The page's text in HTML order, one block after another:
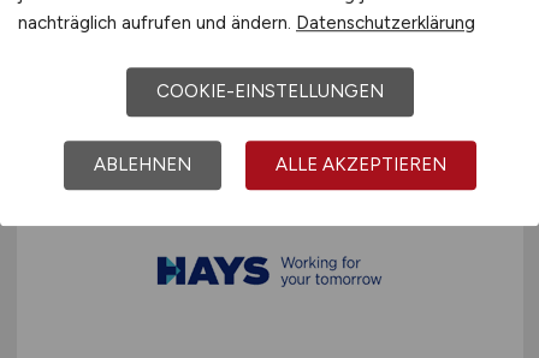
Hays
Düsseldorf
nachträglich aufrufen und ändern. Datenschutzerklärung
COOKIE-EINSTELLUNGEN
ABLEHNEN ALLE AKZEPTIEREN